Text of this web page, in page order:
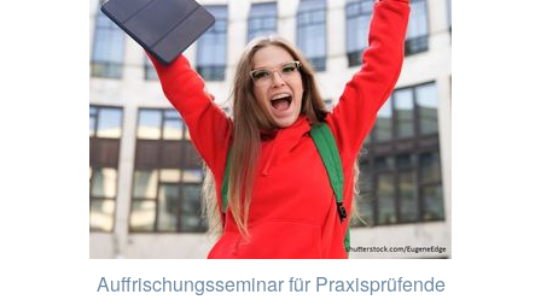
Auffrischungsseminar für Praxisprüfende